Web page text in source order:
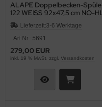
ALAPE Doppelbecken-Spüle
122 WEISS 92x47,5 cm NO-HL
Lieferzeit:3-6 Werktage
Art.Nr.: 5691
279,00 EUR
inkl. 19 % MwSt. zzgl. Versandkosten